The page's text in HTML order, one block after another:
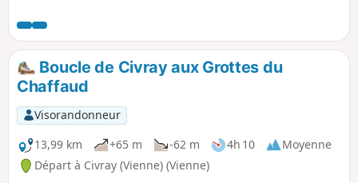
fontaine Fontadam, aux vertus prétendues
miraculeuses, et l'église de Caunay.
Boucle de Civray aux Grottes du
Chaffaud
Visorandonneur
13,99 km
+65 m -62 m 4h 10
Moyenne
Départ à Civray (Vienne) (Vienne)